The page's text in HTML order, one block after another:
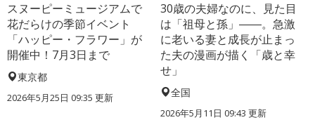
スヌーピーミュージアムで
花だらけの季節イベント
「ハッピー・フラワー」が
開催中！7月3日まで
東京都
2026年5月25日 09:35 更新
30歳の夫婦なのに、見た目
は「祖母と孫」――。急激
に老いる妻と成長が止まっ
た夫の漫画が描く「歳と幸
せ」
全国
2026年5月11日 09:43 更新